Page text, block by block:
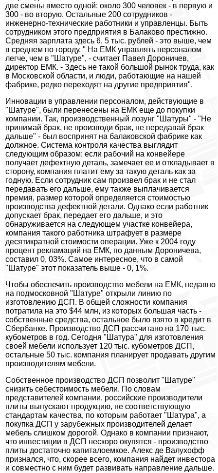
две смены вместо одной: около 300 человек - в первую и
300 - во вторую. Остальные 200 сотрудников -
инженерно-технические работники и управленцы. Быть
сотрудником этого предприятия в Балаково престижно.
Средняя зарплата здесь 6, 5 тыс. рублей - это выше, чем
в среднем по городу. " На ЕМК управлять персоналом
легче, чем в "Шатуре", - считает Павел Дороничев,
директор ЕМК. - Здесь не такой большой рынок труда, как
в Московской области, и люди, работающие на нашей
фабрике, редко переходят на другие предприятия".
Инновации в управлении персоналом, действующие в
"Шатуре", были перенесены на ЕМК еще до покупки
компании. Так, производственный лозунг "Шатуры" - "Не
принимай брак, не производи брак, не передавай брак
дальше" - был воспринят на балаковской фабрике как
должное. Система контроля качества выглядит
следующим образом: если рабочий на конвейере
получает дефектную деталь, замечает ее и откладывает в
сторону, компания платит ему за такую деталь как за
годную. Если сотрудник сам произвел брак и не стал
передавать его дальше, ему также выплачивается
премия, размер которой определяется стоимостью
производства дефектной детали. Однако если работник
допускает брак, передает его дальше, и это
обнаруживается на следующем участке конвейера,
компания такого работника штрафует в размере
десятикратной стоимости операции. Уже к 2004 году
процент рекламаций на ЕМК, по данным Дороничева,
составил 0, 03%. Самое интересное, что в самой
"Шатуре" этот показатель выше - 0, 1%.
Чтобы обеспечить производство мебели на ЕМК, недавно
на подмосковной "Шатуре" открыли линию по
изготовлению ДСП. В общей сложности компания
потратила на это $44 млн, из которых большая часть -
собственные средства, остальное было взято в кредит в
Сбербанке. Производство ДСП рассчитано на 170 тыс.
кубометров в год. Сегодня "Шатура" для изготовления
своей мебели использует 120 тыс. кубометров ДСП,
остальные 50 тыс. компания планирует продавать другим
производителям мебели.
Собственное производство ДСП позволит "Шатуре"
снизить себестоимость мебели. По словам
представителей компании, российские производители
плиты выпускают продукцию, не соответствующую
стандартам качества, по которым работает "Шатура", а
покупка ДСП у зарубежных производителей делает
мебель слишком дорогой. Однако в компании признают,
что инвестиции в ДСП нескоро окупятся - производство
плиты достаточно капиталоемкое. Алекс де Валухофф
признался, что, скорее всего, компания найдет инвестора
и совместно с ним будет развивать направление дальше.